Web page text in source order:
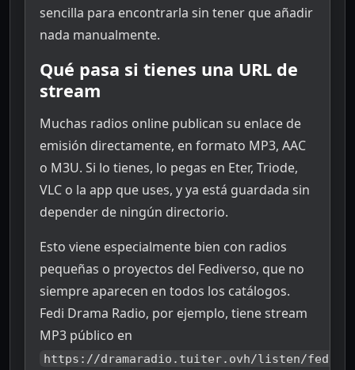
sencilla para encontrarla sin tener que añadir
nada manualmente.
Qué pasa si tienes una URL de
stream
Muchas radios online publican su enlace de
emisión directamente, en formato MP3, AAC
o M3U. Si lo tienes, lo pegas en Eter, Triode,
VLC o la app que uses, y ya está guardada sin
depender de ningún directorio.
Esto viene especialmente bien con radios
pequeñas o proyectos del Fediverso, que no
siempre aparecen en todos los catálogos.
Fedi Drama Radio, por ejemplo, tiene stream
MP3 público en
https://dramaradio.tuiter.ovh/listen/